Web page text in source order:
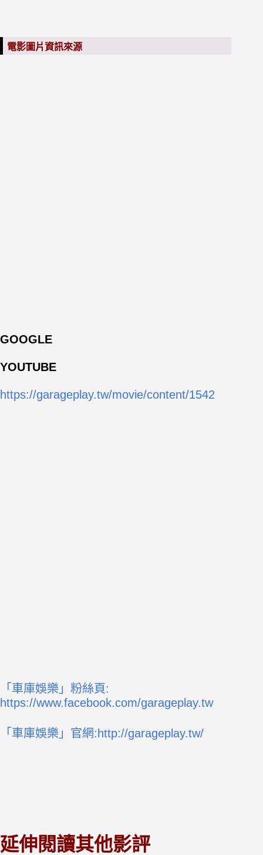
電影圖片資訊來源
GOOGLE
YOUTUBE
https://garageplay.tw/movie/content/1542
「車庫娛樂」粉絲頁:
https://www.facebook.com/garageplay.tw
「車庫娛樂」官網:http://garageplay.tw/
延伸閱讀其他影評